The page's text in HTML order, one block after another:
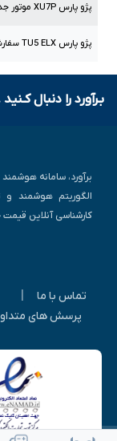
پژو پارس XU7P موتور
پژو پارس ELX
TU5
بـرآورد را دنبال
برآورد، سامانه
الگوریتم هوشمند و
کارشناسی آنلاین
تماس با ما
پرسش های